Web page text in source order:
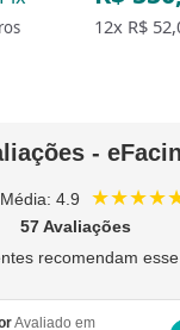
12x R$
-
4.9
57 Avaliações
recomendam
Avaliado em